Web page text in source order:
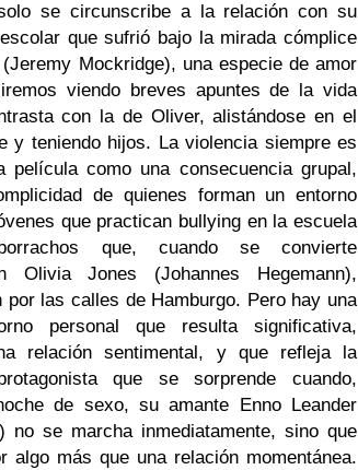
se circunscribe a la relación con su
que sufrió bajo la mirada cómplice
Mockridge), una especie de amor
viendo breves apuntes de la vida
con la de Oliver, alistándose en el
y teniendo hijos. La violencia siempre es
película como una consecuencia grupal,
de quienes forman un entorno
que practican bullying en la escuela
que, cuando se convierte
Olivia Jones (Johannes Hegemann),
por las calles de Hamburgo. Pero hay una
personal que resulta significativa,
relación sentimental, y que refleja la
que se sorprende cuando,
de sexo, su amante Enno Leander
no se marcha inmediatamente, sino que
algo más que una relación momentánea.